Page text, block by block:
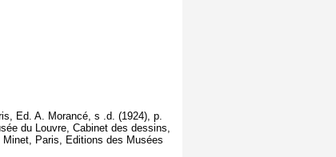
Ed. A. Morancé, s .d. (1924), p.
du Louvre, Cabinet des dessins,
Paris, Editions des Musées